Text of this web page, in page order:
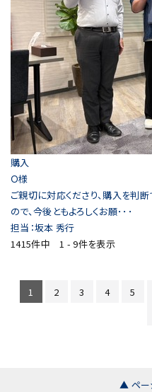
購入
Ｏ様
ご親切に対応くださり、購入を判
ので、今後ともよろしくお願･･･
担当：坂本 秀行
1415件中 1 - 9件を表示
1 2 3 4 5
▲ ペー